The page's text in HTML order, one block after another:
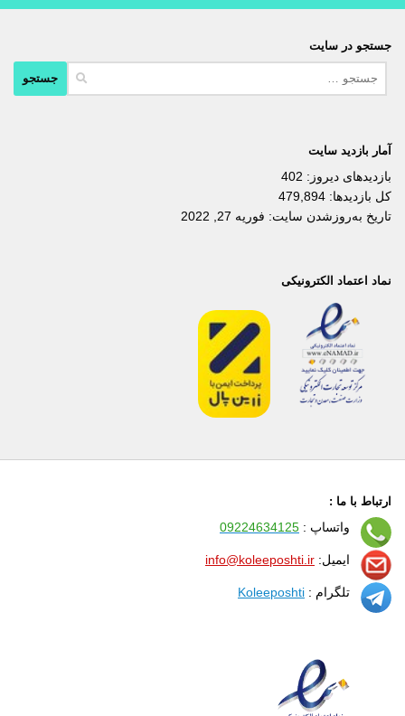
جستجو در سایت
آمار بازدید سایت
بازدیدهای دیروز: 402
کل بازدیدها: 479,894
تاریخ به‌روزشدن سایت: فوریه 27, 2022
نماد اعتماد الکترونیکی
ارتباط با ما :
واتساپ : 09224634125
ایمیل: info@koleeposhti.ir
تلگرام : Koleeposhti